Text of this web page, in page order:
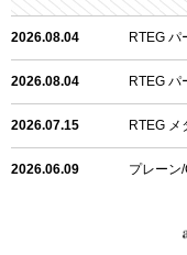
2026.08.04 RTEG
2026.08.04 RTEG
2026.07.15 RTEG メ
2026.06.09 プレーン